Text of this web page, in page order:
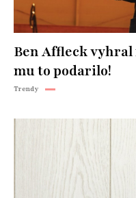
Ben Affleck
mu to podarilo!
Trendy